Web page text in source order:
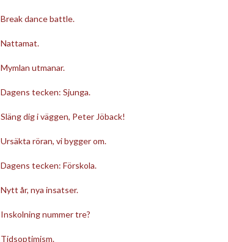
Break dance battle.
Nattamat.
Mymlan utmanar.
Dagens tecken: Sjunga.
Släng dig i väggen, Peter Jöback!
Ursäkta röran, vi bygger om.
Dagens tecken: Förskola.
Nytt år, nya insatser.
Inskolning nummer tre?
Tidsoptimism.